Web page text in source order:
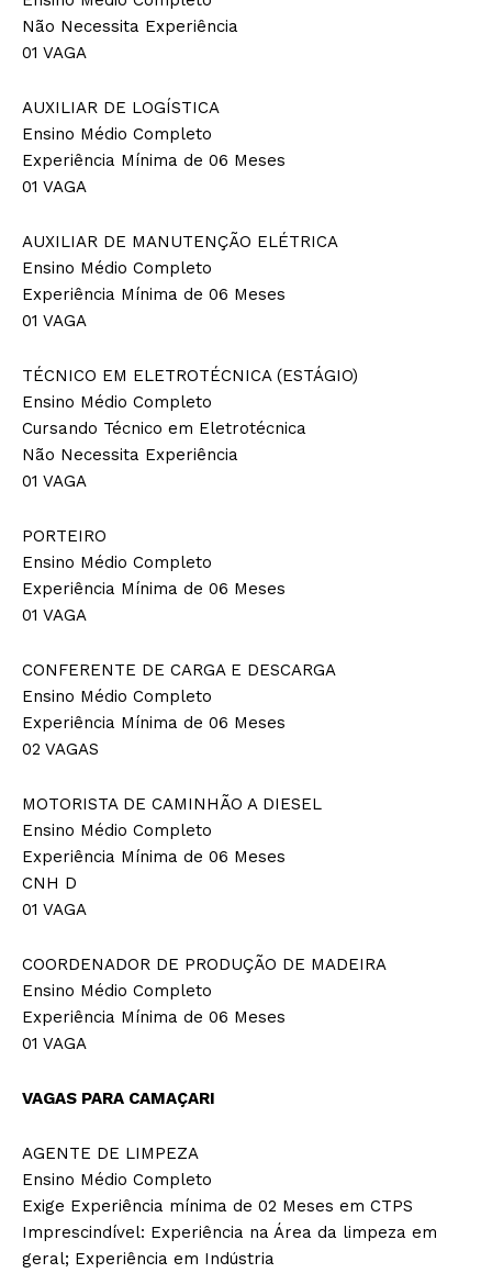
Não Necessita Experiência
01 VAGA
AUXILIAR DE LOGÍSTICA
Ensino Médio Completo
Experiência Mínima de 06 Meses
01 VAGA
AUXILIAR DE MANUTENÇÃO ELÉTRICA
Ensino Médio Completo
Experiência Mínima de 06 Meses
01 VAGA
TÉCNICO EM ELETROTÉCNICA (ESTÁGIO)
Ensino Médio Completo
Cursando Técnico em Eletrotécnica
Não Necessita Experiência
01 VAGA
PORTEIRO
Ensino Médio Completo
Experiência Mínima de 06 Meses
01 VAGA
CONFERENTE DE CARGA E DESCARGA
Ensino Médio Completo
Experiência Mínima de 06 Meses
02 VAGAS
MOTORISTA DE CAMINHÃO A DIESEL
Ensino Médio Completo
Experiência Mínima de 06 Meses
CNH D
01 VAGA
COORDENADOR DE PRODUÇÃO DE MADEIRA
Ensino Médio Completo
Experiência Mínima de 06 Meses
01 VAGA
VAGAS PARA CAMAÇARI
AGENTE DE LIMPEZA
Ensino Médio Completo
Exige Experiência mínima de 02 Meses em CTPS
Imprescindível: Experiência na Área da limpeza em
geral; Experiência em Indústria